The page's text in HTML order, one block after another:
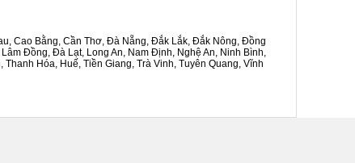
Cao Bằng, Cần Thơ, Đà Nẵng, Đắk Lắk, Đắk Nông, Đồng
Đồng, Đà Lạt, Long An, Nam Định, Nghệ An, Ninh Bình,
Hóa, Huế, Tiền Giang, Trà Vinh, Tuyên Quang, Vĩnh